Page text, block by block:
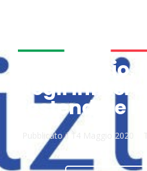
Dl Rilancio,
degli infissi
estendere
Pubblicato il 14 Maggio 2020